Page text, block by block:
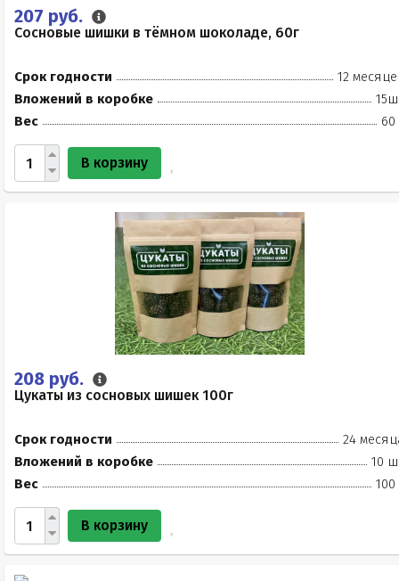
207 руб.
Сосновые шишки в тёмном шоколаде, 60г
Срок годности
12
Вложений в коробке
Вес
60
В корзину
208 руб.
Цукаты из сосновых шишек 100г
Срок годности
24
Вложений в коробке
10
Вес
100
В корзину